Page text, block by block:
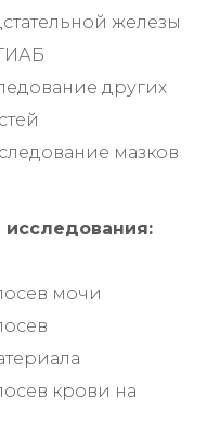
железы
других
мазков
мочи
крови на